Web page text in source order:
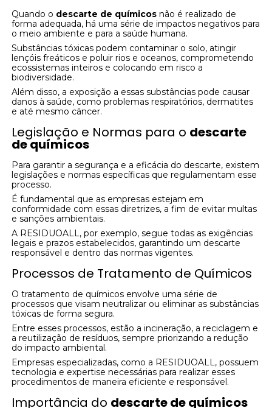
Quando o descarte de químicos não é realizado de
forma adequada, há uma série de impactos negativos para
o meio ambiente e para a saúde humana.
Substâncias tóxicas podem contaminar o solo, atingir
lençóis freáticos e poluir rios e oceanos, comprometendo
ecossistemas inteiros e colocando em risco a
biodiversidade.
Além disso, a exposição a essas substâncias pode causar
danos à saúde, como problemas respiratórios, dermatites
e até mesmo câncer.
Legislação e Normas para o descarte
de químicos
Para garantir a segurança e a eficácia do descarte, existem
legislações e normas específicas que regulamentam esse
processo.
É fundamental que as empresas estejam em
conformidade com essas diretrizes, a fim de evitar multas
e sanções ambientais.
A RESIDUOALL, por exemplo, segue todas as exigências
legais e prazos estabelecidos, garantindo um descarte
responsável e dentro das normas vigentes.
Processos de Tratamento de Químicos
O tratamento de químicos envolve uma série de
processos que visam neutralizar ou eliminar as substâncias
tóxicas de forma segura.
Entre esses processos, estão a incineração, a reciclagem e
a reutilização de resíduos, sempre priorizando a redução
do impacto ambiental.
Empresas especializadas, como a RESIDUOALL, possuem
tecnologia e expertise necessárias para realizar esses
procedimentos de maneira eficiente e responsável.
Importância do descarte de químicos